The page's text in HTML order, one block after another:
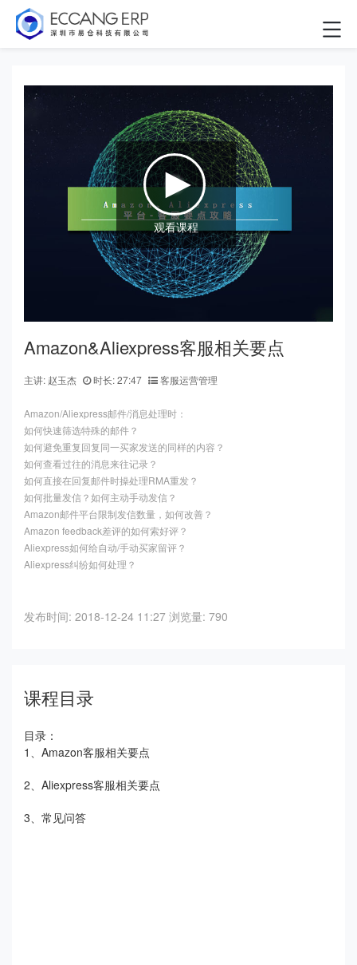
观看课程
Amazon&Aliexpress客服相关要点
主讲: 赵玉杰 时长: 27:47 客服运营管理
Amazon/Aliexpress邮件/消息处理时：
如何快速筛选特殊的邮件？
如何避免重复回复同一买家发送的同样的内容？
如何查看过往的消息来往记录？
如何直接在回复邮件时操处理RMA重发？
如何批量发信？如何主动手动发信？
Amazon邮件平台限制发信数量，如何改善？
Amazon feedback差评的如何索好评？
Aliexpress如何给自动/手动买家留评？
Aliexpress纠纷如何处理？
发布时间: 2018-12-24 11:27 浏览量: 790
课程目录
目录：
1、Amazon客服相关要点
2、Aliexpress客服相关要点
3、常见问答